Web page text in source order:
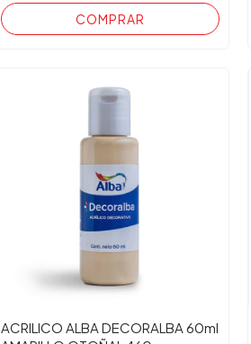
ACRILICO ALBA DECORALBA 60ml